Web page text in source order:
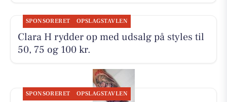
SPONSORERET OPSLAGSTAVLEN
Clara H rydder op med udsalg på styles til
50, 75 og 100 kr.
SPONSORERET OPSLAGSTAVLEN